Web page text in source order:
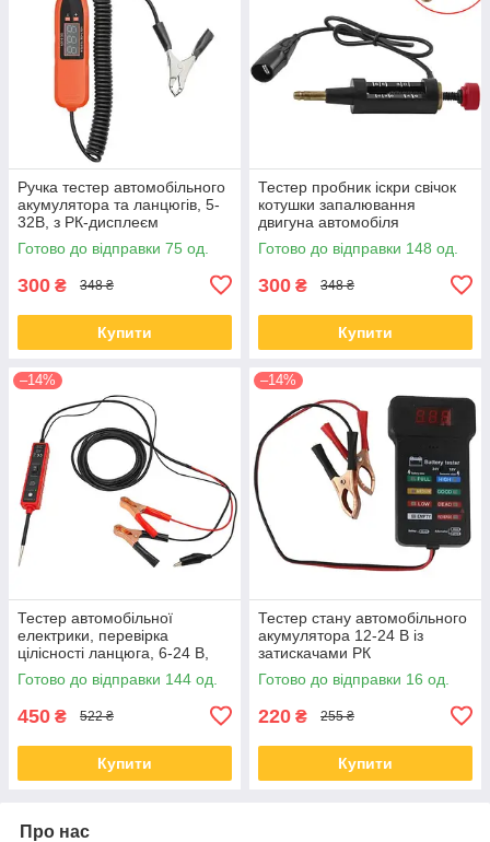
Ручка тестер автомобільного
акумулятора та ланцюгів, 5-
32В, з РК-дисплеєм
Готово до відправки 75 од.
300 ₴ 348 ₴
Купити
Тестер пробник іскри свічок
котушки запалювання
двигуна автомобіля
Готово до відправки 148 од.
300 ₴ 348 ₴
Купити
–14%
Тестер автомобільної
електрики, перевірка
цілісності ланцюга, 6-24 В,
EM285
Готово до відправки 144 од.
450 ₴ 522 ₴
Купити
–14%
Тестер стану автомобільного
акумулятора 12-24 В із
затискачами РК
Готово до відправки 16 од.
220 ₴ 255 ₴
Купити
Про нас